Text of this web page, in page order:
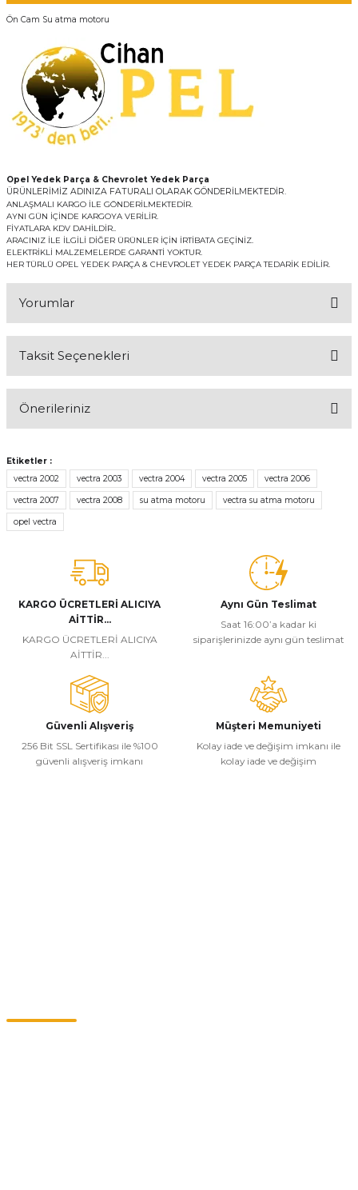
Ön Cam Su atma motoru
Opel Yedek Parça & Chevrolet Yedek Parça
ÜRÜNLERİMİZ ADINIZA FATURALI OLARAK GÖNDERİLMEKTEDİR.
ANLAŞMALI KARGO İLE GÖNDERİLMEKTEDİR.
AYNI GÜN İÇİNDE KARGOYA VERİLİR.
FİYATLARA KDV DAHİLDİR..
ARACINIZ İLE İLGİLİ DİĞER ÜRÜNLER İÇİN İRTİBATA GEÇİNİZ.
ELEKTRİKLİ MALZEMELERDE GARANTİ YOKTUR.
HER TÜRLÜ OPEL YEDEK PARÇA & CHEVROLET YEDEK PARÇA TEDARİK EDİLİR.
Yorumlar
Taksit Seçenekleri
Önerileriniz
konularda yetersiz gördüğünüz noktaları öneri formunu kullanarak
tarafımıza iletebilirsiniz.
Görüş ve önerileriniz için teşekkür ederiz.
Ürün resmi kalitesiz, bozuk veya görüntülenemiyor.
Ürün bilgilerinde hatalar bulunuyor.
Ürün fiyatı diğer sitelerden daha pahalı.
Bu ürüne benzer farklı alternatifler olmalı.
Etiketler :
vectra 2002
vectra 2003 vectra 2004 vectra 2005 vectra 2006
vectra 2007 vectra 2008 su atma motoru vectra su atma motoru
opel vectra
KARGO ÜCRETLERİ ALICIYA
AİTTİR...
KARGO ÜCRETLERİ ALICIYA
AİTTİR...
Aynı Gün Teslimat
Saat 16:00’a kadar ki
siparişlerinizde aynı gün teslimat
Güvenli Alışveriş
256 Bit SSL Sertifikası ile %100
güvenli alışveriş imkanı
Müşteri Memuniyeti
Kolay iade ve değişim imkanı ile
kolay iade ve değişim